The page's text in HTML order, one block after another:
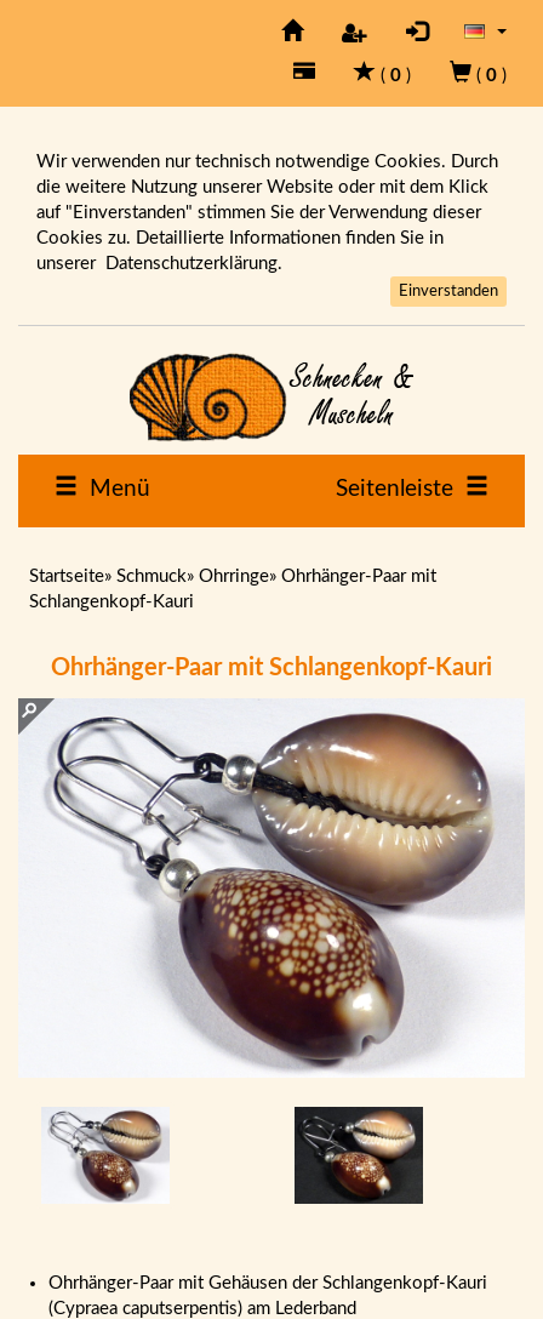
( 0 ) ( 0 )
Wir verwenden nur technisch notwendige Cookies. Durch
die weitere Nutzung unserer Website oder mit dem Klick
auf "Einverstanden" stimmen Sie der Verwendung dieser
Cookies zu. Detaillierte Informationen finden Sie in
unserer Datenschutzerklärung.
Einverstanden
Menü Seitenleiste
Startseite» Schmuck» Ohrringe» Ohrhänger-Paar mit
Schlangenkopf-Kauri
Ohrhänger-Paar mit Schlangenkopf-Kauri
Ohrhänger-Paar mit Gehäusen der Schlangenkopf-Kauri
(Cypraea caputserpentis) am Lederband